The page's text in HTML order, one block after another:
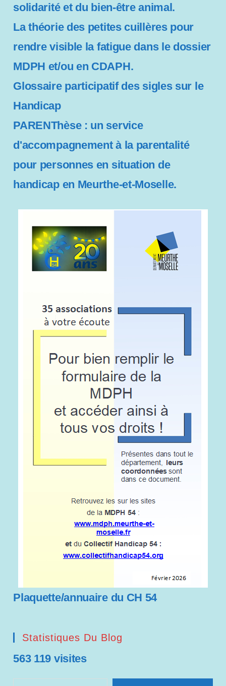
solidarité et du bien-être animal.
La théorie des petites cuillères pour
rendre visible la fatigue dans le dossier
MDPH et/ou en CDAPH.
Glossaire participatif des sigles sur le
Handicap
PARENThèse : un service
d'accompagnement à la parentalité
pour personnes en situation de
handicap en Meurthe-et-Moselle.
Plaquette/annuaire du CH 54
Statistiques Du Blog
563 119 visites
Saisissez votre adresse e-mail…